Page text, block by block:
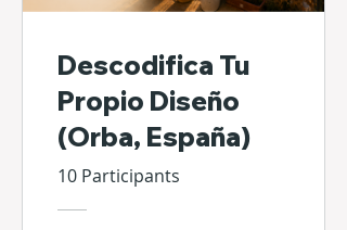
Descodifica Tu
Propio Diseño
(Orba, España)
10 Participants